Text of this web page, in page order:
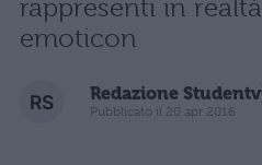
rappresenti in
emoticon
Redazione
Pubblicato il 20 apr 2016